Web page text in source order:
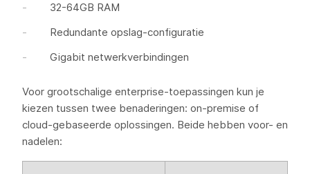
32-64GB RAM
Redundante opslag-configuratie
Gigabit netwerkverbindingen
Voor grootschalige enterprise-toepassingen kun je
kiezen tussen twee benaderingen: on-premise of
cloud-gebaseerde oplossingen. Beide hebben voor- en
nadelen: